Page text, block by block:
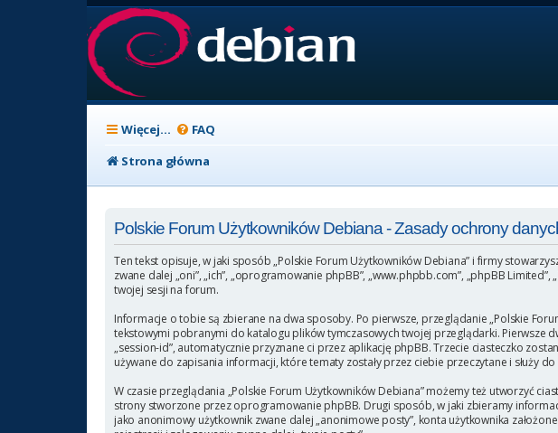
Więcej… FAQ
Strona główna
Polskie Forum Użytkowników Debiana - Zasady ochrony
Ten tekst opisuje, w jaki sposób „Polskie Forum Użytkowników Debiana” i firmy
zwane dalej „oni”, „ich”, „oprogramowanie phpBB”, „www.phpbb.com”, „phpBB
twojej sesji na forum.
Informacje o tobie są zbierane na dwa sposoby. Po pierwsze, przeglądanie „Polskie
tekstowymi pobranymi do katalogu plików tymczasowych twojej przeglądarki. Pierwsze
„session-id”, automatycznie przyznane ci przez aplikację phpBB. Trzecie ciasteczko
używane do zapisania informacji, które tematy zostały przez ciebie przeczytane i służy
W czasie przeglądania „Polskie Forum Użytkowników Debiana” możemy też utworzyć
strony stworzone przez oprogramowanie phpBB. Drugi sposób, w jaki zbieramy
jako anonimowy użytkownik zwane dalej „anonimowe posty”, konta użytkownika